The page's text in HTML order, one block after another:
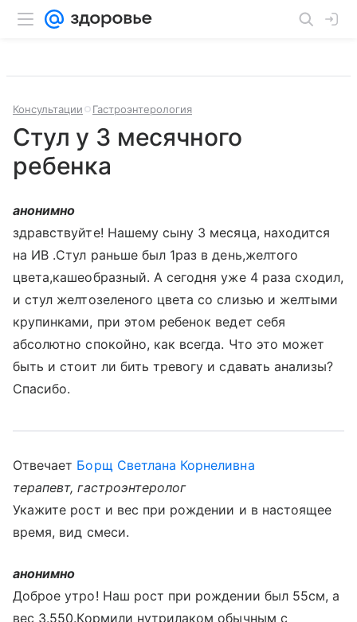
Консультации Гастроэнтерология
Стул у 3 месячного
ребенка
анонимно
здравствуйте! Нашему сыну 3 месяца, находится
на ИВ .Стул раньше был 1раз в день,желтого
цвета,кашеобразный. А сегодня уже 4 раза сходил,
и стул желтозеленого цвета со слизью и желтыми
крупинками, при этом ребенок ведет себя
абсолютно спокойно, как всегда. Что это может
быть и стоит ли бить тревогу и сдавать анализы?
Спасибо.
Отвечает Борщ Светлана Корнеливна
терапевт, гастроэнтеролог
Укажите рост и вес при рождении и в настоящее
время, вид смеси.
анонимно
Доброе утро! Наш рост при рождении был 55см, а
вес 3.550.Кормили нутрилаком обычным с